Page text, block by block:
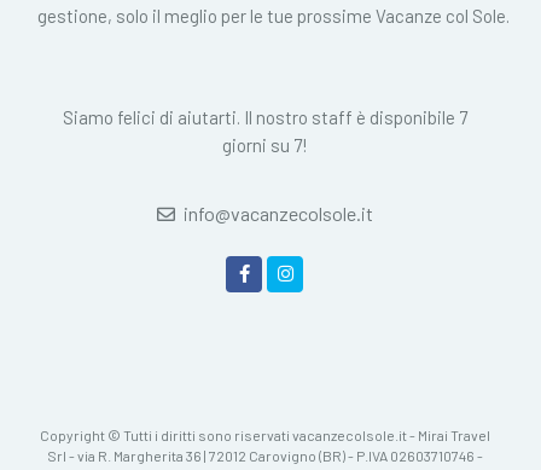
gestione, solo il meglio per le tue prossime Vacanze col Sole.
Siamo felici di aiutarti. Il nostro staff è disponibile 7
giorni su 7!
info@vacanzecolsole.it
Copyright © Tutti i diritti sono riservati vacanzecolsole.it - Mirai Travel
Srl - via R. Margherita 36 | 72012 Carovigno (BR) - P.IVA 02603710746 -